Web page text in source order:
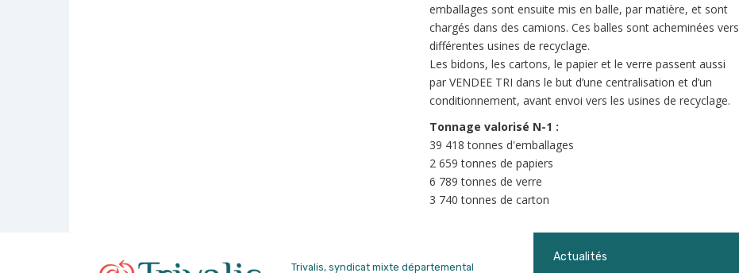
emballages sont ensuite mis en balle, par matière, et sont
chargés dans des camions. Ces balles sont acheminées vers
différentes usines de recyclage.
Les bidons, les cartons, le papier et le verre passent aussi
par VENDEE TRI dans le but d’une centralisation et d’un
conditionnement, avant envoi vers les usines de recyclage.
Tonnage valorisé N-1 :
39 418 tonnes d'emballages
2 659 tonnes de papiers
6 789 tonnes de verre
3 740 tonnes de carton
Trivalis, syndicat mixte départemental
Actualités